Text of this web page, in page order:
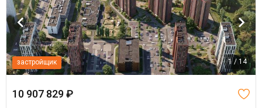
застройщик 1 / 14
10 907 829 ₽